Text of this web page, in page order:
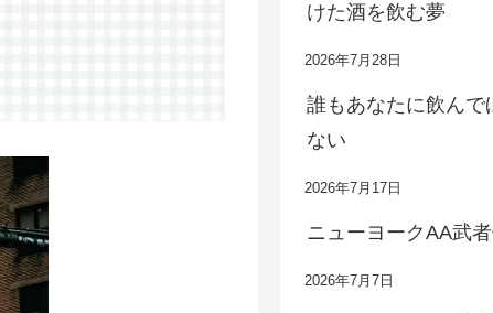
けた酒を飲む夢
2026年7月28日
誰もあなたに飲んで
ない
2026年7月17日
ニューヨークAA武者
2026年7月7日